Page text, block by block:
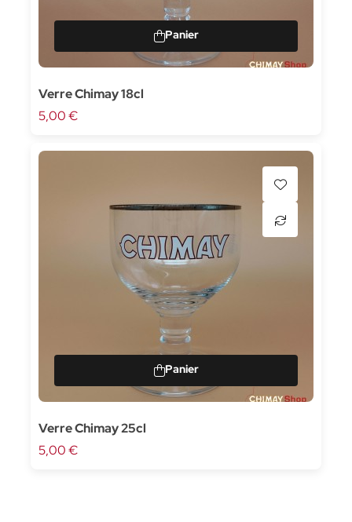
Verre Chimay 18cl
5,00 €
Verre Chimay 25cl
5,00 €